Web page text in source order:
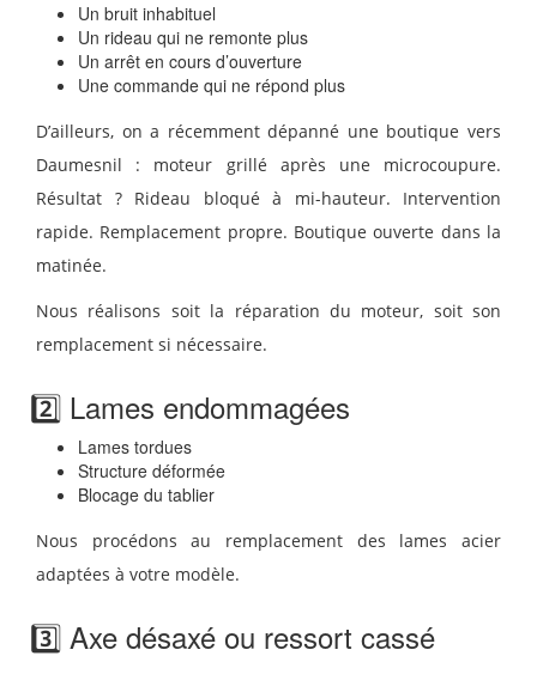
Un bruit inhabituel
Un rideau qui ne remonte plus
Un arrêt en cours d’ouverture
Une commande qui ne répond plus
D’ailleurs, on a récemment dépanné une boutique vers
Daumesnil : moteur grillé après une microcoupure.
Résultat ? Rideau bloqué à mi-hauteur. Intervention
rapide. Remplacement propre. Boutique ouverte dans la
matinée.
Nous réalisons soit la réparation du moteur, soit son
remplacement si nécessaire.
2️⃣ Lames endommagées
Lames tordues
Structure déformée
Blocage du tablier
Nous procédons au remplacement des lames acier
adaptées à votre modèle.
3️⃣ Axe désaxé ou ressort cassé